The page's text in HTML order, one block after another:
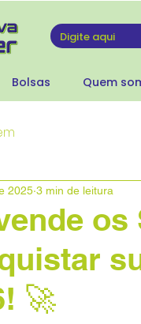
Bolsas Quem
🚀
2025 3 min de leitura